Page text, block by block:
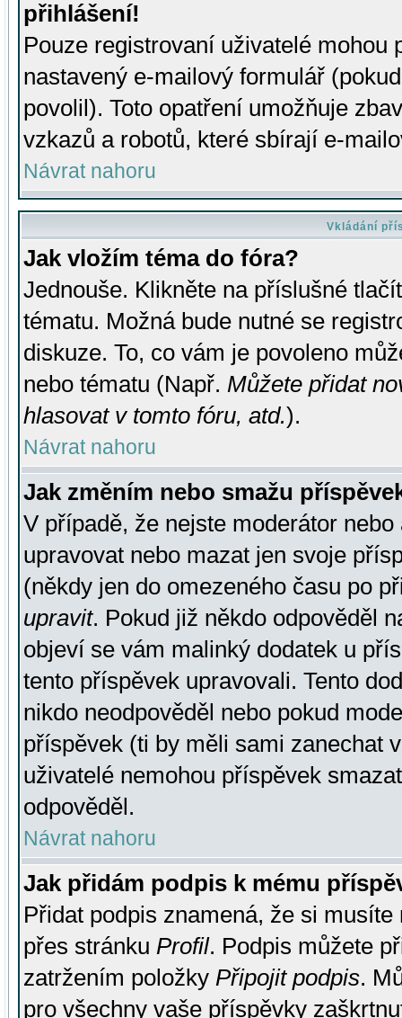
přihlášení!
Pouze registrovaní uživatelé mohou
nastavený e-mailový formulář
povolil). Toto opatření umožňuje
vzkazů a robotů, které sbírají e-
Návrat nahoru
Vkládání
Jak vložím téma do fóra?
Jednouše. Klikněte na příslušné
tématu. Možná bude nutné se
diskuze. To, co vám je povoleno
nebo tématu (Např. Můžete přidat
hlasovat v tomto fóru, atd.).
Návrat nahoru
Jak změním nebo smažu
V případě, že nejste moderátor
upravovat nebo mazat jen svoje
(někdy jen do omezeného času po
upravit. Pokud již někdo odpověděl
objeví se vám malinký dodatek u
tento příspěvek upravovali. Tento
nikdo neodpověděl nebo pokud
příspěvek (ti by měli sami zanechat
uživatelé nemohou příspěvek
odpověděl.
Návrat nahoru
Jak přidám podpis k mému
Přidat podpis znamená, že si
přes stránku Profil. Podpis můžete
zatržením položky Připojit podpis.
pro všechny vaše příspěvky